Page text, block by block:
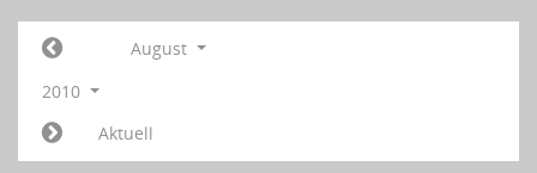
August
2010
Aktuell